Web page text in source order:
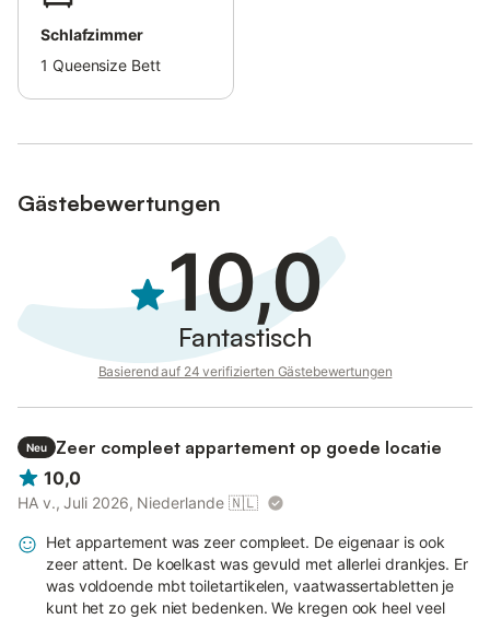
Aufenthalt bestmöglich vorzubereiten.
Schlafzimmer
1 Queensize Bett
Gästebewertungen
10,0
Fantastisch
Basierend auf 24 verifizierten Gästebewertungen
Neu
Zeer compleet appartement op goede locatie
10,0
HA v., Juli 2026, Niederlande 🇳🇱
Het appartement was zeer compleet. De eigenaar is ook
zeer attent. De koelkast was gevuld met allerlei drankjes. Er
was voldoende mbt toiletartikelen, vaatwassertabletten je
kunt het zo gek niet bedenken. We kregen ook heel veel